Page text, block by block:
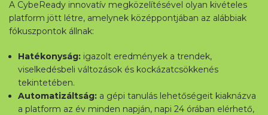
A CybeReady innovatív megközelítésével olyan kivételes
platform jött létre, amelynek középpontjában az alábbiak
fókuszpontok állnak:
Hatékonyság: igazolt eredmények a trendek,
viselkedésbeli változások és kockázatcsökkenés
tekintetében.
Automatizáltság: a gépi tanulás lehetőségeit kiaknázva
a platform az év minden napján, napi 24 órában elérhető,